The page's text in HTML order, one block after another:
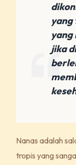
yang
jika
Nanas adalah
tropis yang